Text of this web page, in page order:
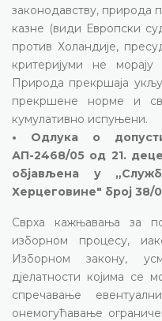
законодавству, природа
казне (види Европски
против Холандије,
критеријуми не
Природа прекршаја
прекршене норме и
кумулативно испуњени.
• Одлука о
АП-2468/05 од 21.
објављена у
Херцеговине" број 38/
Сврха кажњавања за
изборном процесу,
Изборном закону,
дјелатности којима се
спречавање
онемогућавање